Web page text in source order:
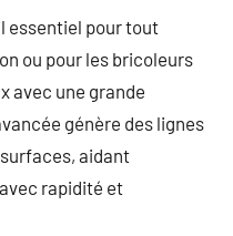
essentiel pour tout
ou pour les bricoleurs
avec une grande
génère des lignes
aidant
rapidité et